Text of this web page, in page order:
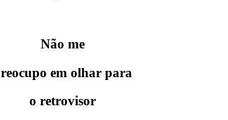
Não me
em olhar para
o retrovisor